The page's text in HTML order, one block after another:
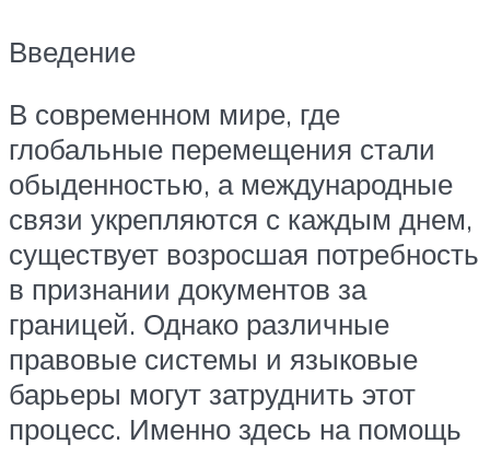
Введение
В современном мире, где
глобальные перемещения стали
обыденностью, а международные
связи укрепляются с каждым днем,
существует возросшая потребность
в признании документов за
границей. Однако различные
правовые системы и языковые
барьеры могут затруднить этот
процесс. Именно здесь на помощь